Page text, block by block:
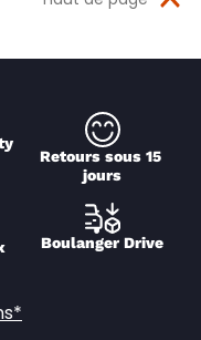
Retours sous 15
jours
Boulanger Drive